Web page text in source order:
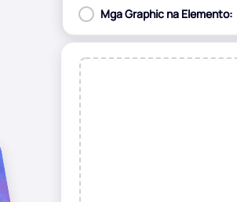
Mga Graphic na Elemento: